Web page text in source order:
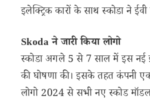
इलेक्ट्रिक कारों के साथ स्कोडा ने
Skoda ने जारी किया लोगो
स्कोडा अगले 5 से 7 साल में इस नई
की घोषणा की। इसके तहत कंपनी
लोगो 2024 से सभी नए स्कोड